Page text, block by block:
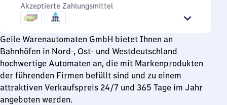
Sonntag
Uhr
Uhr
Akzeptierte Zahlungsmittel
Geile Warenautomaten GmbH bietet Ihnen an
Bahnhöfen in Nord-, Ost- und Westdeutschland
hochwertige Automaten an, die mit Markenprodukten
der führenden Firmen befüllt sind und zu einem
attraktiven Verkaufspreis 24/7 und 365 Tage im Jahr
angeboten werden.